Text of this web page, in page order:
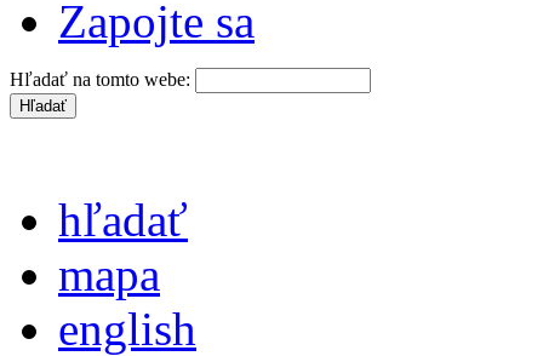
Zapojte sa
Hľadať na tomto webe:
hľadať
mapa
english